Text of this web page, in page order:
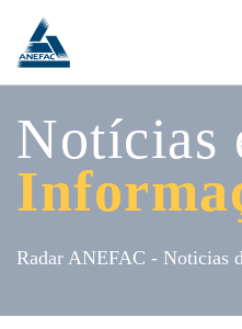
Notícias
Radar ANEFAC - Noticias